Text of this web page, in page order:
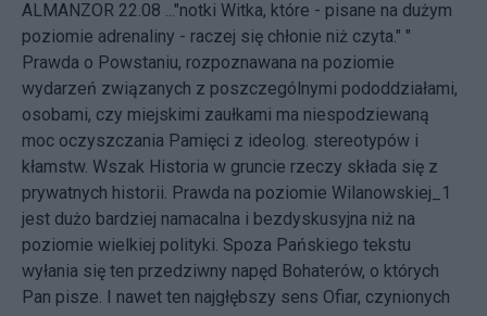
ALMANZOR 22.08 ..."notki Witka, które - pisane na dużym
poziomie adrenaliny - raczej się chłonie niż czyta." "
Prawda o Powstaniu, rozpoznawana na poziomie
wydarzeń związanych z poszczególnymi pododdziałami,
osobami, czy miejskimi zaułkami ma niespodziewaną
moc oczyszczania Pamięci z ideolog. stereotypów i
kłamstw. Wszak Historia w gruncie rzeczy składa się z
prywatnych historii. Prawda na poziomie Wilanowskiej_1
jest dużo bardziej namacalna i bezdyskusyjna niż na
poziomie wielkiej polityki. Spoza Pańskiego tekstu
wyłania się ten przedziwny napęd Bohaterów, o których
Pan pisze. I nawet ten najgłębszy sens Ofiar, czynionych